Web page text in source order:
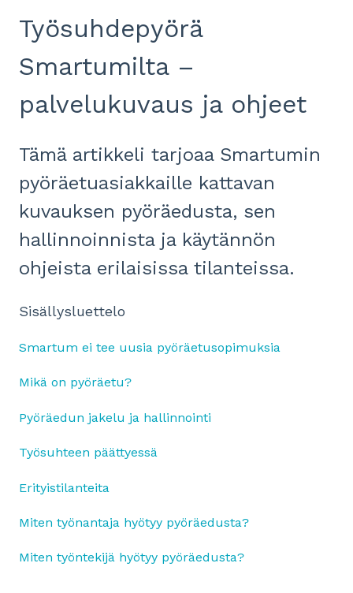
Työsuhdepyörä
Smartumilta –
palvelukuvaus ja ohjeet
Tämä artikkeli tarjoaa Smartumin
pyöräetuasiakkaille kattavan
kuvauksen pyöräedusta, sen
hallinnoinnista ja käytännön
ohjeista erilaisissa tilanteissa.
Sisällysluettelo
Smartum ei tee uusia pyöräetusopimuksia
Mikä on pyöräetu?
Pyöräedun jakelu ja hallinnointi
Työsuhteen päättyessä
Erityistilanteita
Miten työnantaja hyötyy pyöräedusta?
Miten työntekijä hyötyy pyöräedusta?